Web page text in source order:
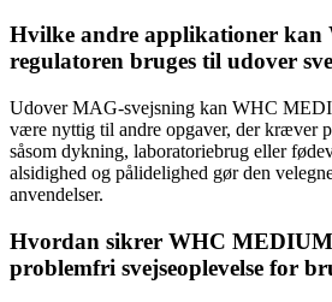
Hvilke andre applikationer
regulatoren bruges til udover
Udover MAG-svejsning kan WHC
være nyttig til andre opgaver, der kræver
såsom dykning, laboratoriebrug eller
alsidighed og pålidelighed gør den
anvendelser.
Hvordan sikrer WHC
problemfri svejseoplevelse for